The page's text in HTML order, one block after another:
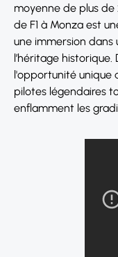
moyenne de plus de
de F1 à Monza est
une immersion dans
l’héritage
l'opportunité unique
pilotes légendaires
enflamment les